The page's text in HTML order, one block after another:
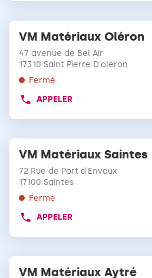
informations
DE
TÉLÉPHONE
DU
POINT
DE
VENTE
MATÉRIAUX
Appuyer
sur
touche
ENTRÉE
obtenir
de
amples
informations
Point
de
vente
:
VM Matériaux Oléron
47 avenue de Bel Air
17310 Saint Pierre D'oléron
Fermé
APPELER
AFFICHER
DE
TÉLÉPHONE
DU
POINT
DE
VENTE
MATÉRIAUX
Appuyer
sur
touche
ENTRÉE
obtenir
de
amples
informations
Point
de
vente
:
VM Matériaux Saintes
72 Rue de Port d'Envaux
17100 Saintes
Fermé
APPELER
AFFICHER
DE
TÉLÉPHONE
Appuyer
surPoint
VM Matériaux Aytré